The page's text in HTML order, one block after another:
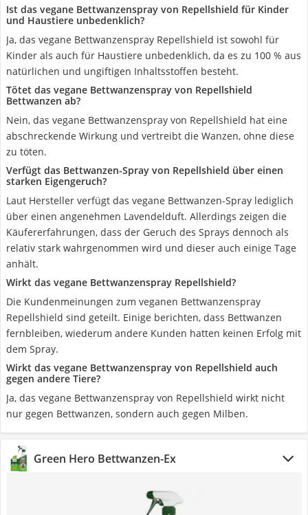
Ist das vegane Bettwanzenspray von Repellshield für Kinder
und Haustiere unbedenklich?
Ja, das vegane Bettwanzenspray Repellshield ist sowohl für
Kinder als auch für Haustiere unbedenklich, da es zu 100 % aus
natürlichen und ungiftigen Inhaltsstoffen besteht.
Tötet das vegane Bettwanzenspray von Repellshield
Bettwanzen ab?
Nein, das vegane Bettwanzenspray von Repellshield hat eine
abschreckende Wirkung und vertreibt die Wanzen, ohne diese
zu töten.
Verfügt das Bettwanzen-Spray von Repellshield über einen
starken Eigengeruch?
Laut Hersteller verfügt das vegane Bettwanzen-Spray lediglich
über einen angenehmen Lavendelduft. Allerdings zeigen die
Käufererfahrungen, dass der Geruch des Sprays dennoch als
relativ stark wahrgenommen wird und dieser auch einige Tage
anhält.
Wirkt das vegane Bettwanzenspray Repellshield?
Die Kundenmeinungen zum veganen Bettwanzenspray
Repellshield sind geteilt. Einige berichten, dass Bettwanzen
fernbleiben, wiederum andere Kunden hatten keinen Erfolg mit
dem Spray.
Wirkt das vegane Bettwanzenspray von Repellshield auch
gegen andere Tiere?
Ja, das vegane Bettwanzenspray von Repellshield wirkt nicht
nur gegen Bettwanzen, sondern auch gegen Milben.
Green Hero Bettwanzen-Ex